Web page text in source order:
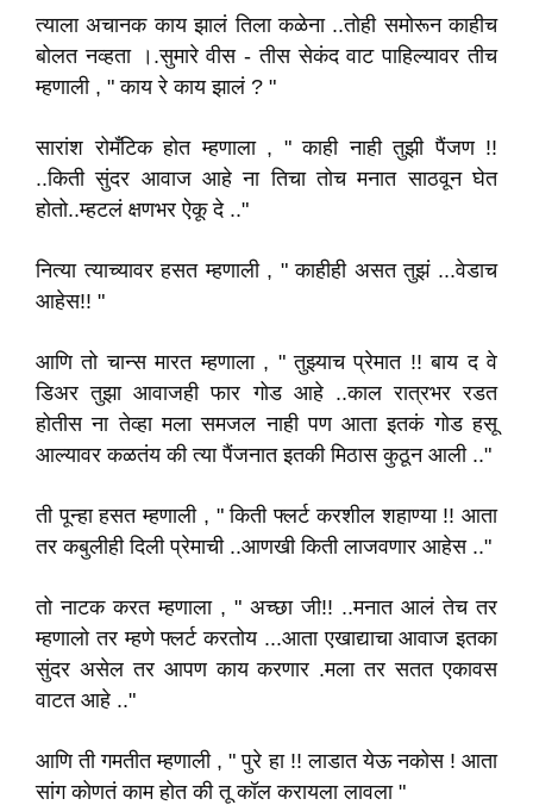
त्याला अचानक काय झालं तिला कळेना ..तोही समोरून काहीच
बोलत नव्हता ।.सुमारेवीस - तीस सेकंद वाट पाहिल्यावर तीच
म्हणाली , " काय रे काय झालं ? "
सारांश रोमँटिक होत म्हणाला , " काही नाही तुझी पैंजण !!
..किती सुंदर आवाज आहे ना तिचा तोच मनात साठवून घेत
होतो..म्हटलं क्षणभर ऐकू दे .."
नित्या त्याच्यावर हसत म्हणाली , " काहीही असत तुझं ...वेडाच
आहेस!! "
आणि तो चान्स मारत म्हणाला , " तुझ्याच प्रेमात !! बाय द वे
डिअर तुझा आवाजही फार गोड आहे ..काल रात्रभर रडत
होतीस ना तेव्हा मला समजल नाही पण आता इतकं गोड हसू
आल्यावर कळतंय की त्या पैंजनात इतकी मिठास कुठून आली .."
ती पून्हा हसत म्हणाली , " किती फ्लर्ट करशील शहाण्या !! आता
तर कबुलीही दिली प्रेमाची ..आणखी किती लाजवणार आहेस .."
तो नाटक करत म्हणाला , " अच्छा जी!! ..मनात आलं तेच तर
म्हणालो तर म्हणे फ्लर्ट करतोय ...आता एखाद्याचा आवाज इतका
सुंदर असेल तर आपण काय करणार .मला तर सतत एकावस
वाटत आहे .."
आणि ती गमतीत म्हणाली , " पुरे हा !! लाडात येऊ नकोस ! आता
सांग कोणतं काम होत की तू कॉल करायला लावला "